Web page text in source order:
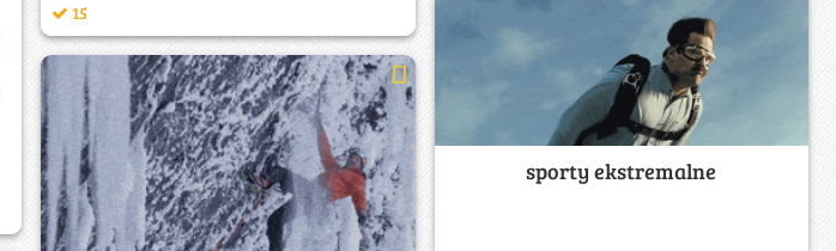
15
sporty ekstremalne